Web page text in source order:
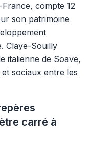
compte 12
son patrimoine
Claye-Souilly
italienne de Soave,
sociaux entre les
carré à